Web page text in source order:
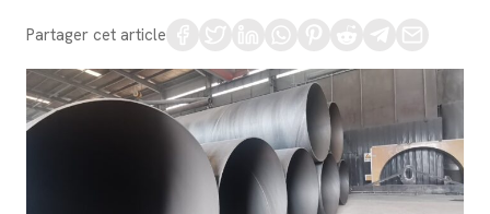
Partager cet article